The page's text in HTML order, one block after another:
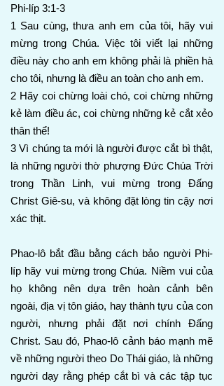
Phi-líp 3:1-3
1 Sau cùng, thưa anh em của tôi, hãy vui
mừng trong Chúa. Việc tôi viết lại những
điều này cho anh em không phải là phiền hà
cho tôi, nhưng là điều an toàn cho anh em.
2 Hãy coi chừng loài chó, coi chừng những
kẻ làm điều ác, coi chừng những kẻ cắt xẻo
thân thể!
3 Vì chúng ta mới là người được cắt bì thật,
là những người thờ phượng Đức Chúa Trời
trong Thần Linh, vui mừng trong Đấng
Christ Giê-su, và không đặt lòng tin cậy nơi
xác thịt.
Phao-lô bắt đầu bằng cách bảo người Phi-
líp hãy vui mừng trong Chúa. Niềm vui của
họ không nên dựa trên hoàn cảnh bên
ngoài, địa vị tôn giáo, hay thành tựu của con
người, nhưng phải đặt nơi chính Đấng
Christ. Sau đó, Phao-lô cảnh báo mạnh mẽ
về những người theo Do Thái giáo, là những
người dạy rằng phép cắt bì và các tập tục